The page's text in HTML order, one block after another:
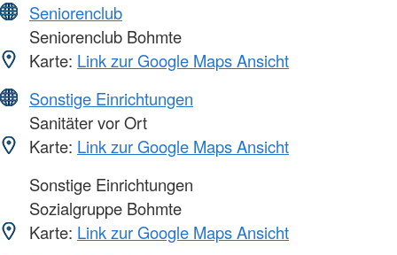
Seniorenclub
Seniorenclub Bohmte
Karte: Link zur Google Maps Ansicht
Sonstige Einrichtungen
Sanitäter vor Ort
Karte: Link zur Google Maps Ansicht
Sonstige Einrichtungen
Sozialgruppe Bohmte
Karte: Link zur Google Maps Ansicht